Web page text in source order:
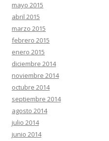
mayo 2015
abril 2015
marzo 2015
febrero 2015
enero 2015
diciembre 2014
noviembre 2014
octubre 2014
septiembre 2014
agosto 2014
julio 2014
junio 2014